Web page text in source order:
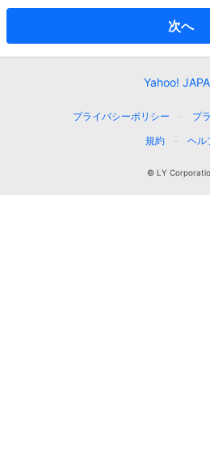
次へ
Yahoo!
プライバシーポリシー
プ
規約
ヘル
© LY